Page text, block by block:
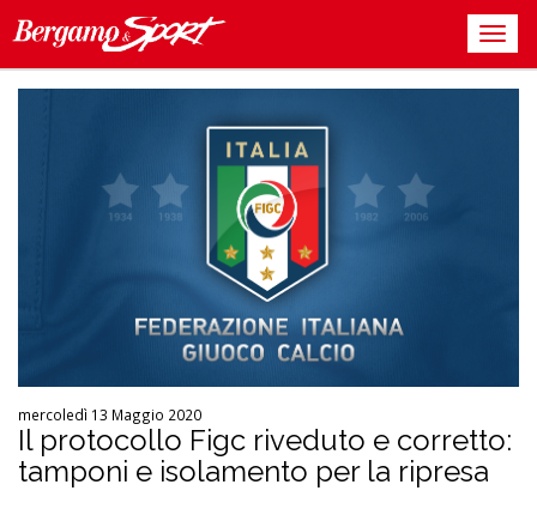
mercoledì 13 Maggio 2020
Il protocollo Figc riveduto e corretto:
tamponi e isolamento per la ripresa